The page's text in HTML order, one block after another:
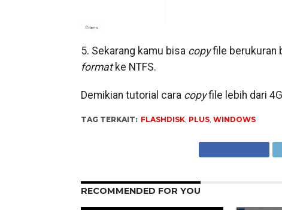
5. Sekarang kamu bisa copyfile berukuran
formatke NTFS.
Demikian tutorial cara copyfile lebih dari
TAG TERKAIT: FLASHDISK, PLUS, WINDOWS
RECOMMENDED FOR YOU